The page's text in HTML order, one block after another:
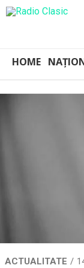
HOME
ACTUALITATE